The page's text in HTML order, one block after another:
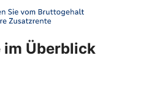
im Überblick